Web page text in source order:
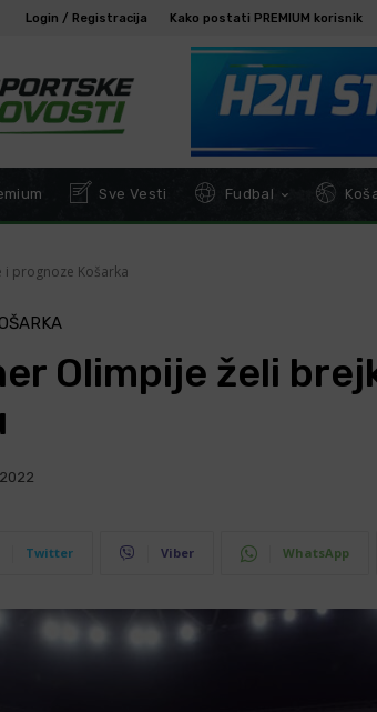
Login / Registracija Kako postati PREMIUM korisnik
Sve Vesti Fudbal
i prognoze Košarka
Olimpije želi
2022
Twitter Viber WhatsApp